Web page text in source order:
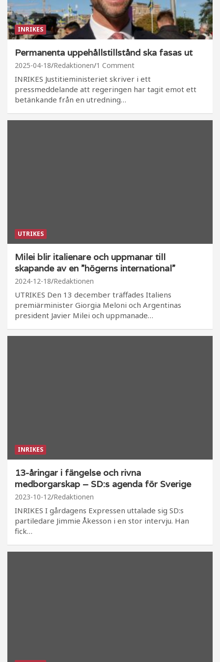
INRIKES
Permanenta uppehållstillstånd ska fasas ut
2025-04-18 Redaktionen 1 Comment
INRIKES Justitieministeriet skriver i ett
pressmeddelande att regeringen har tagit emot ett
betänkande från en utredning…
UTRIKES
Milei blir italienare och uppmanar till
skapande av en ”högerns international”
2024-12-18 Redaktionen
UTRIKES Den 13 december träffades Italiens
premiärminister Giorgia Meloni och Argentinas
president Javier Milei och uppmanade…
INRIKES
13-åringar i fängelse och rivna
medborgarskap – SD:s agenda för Sverige
2023-10-12 Redaktionen
INRIKES I gårdagens Expressen uttalade sig SD:s
partiledare Jimmie Åkesson i en stor intervju. Han
fick…